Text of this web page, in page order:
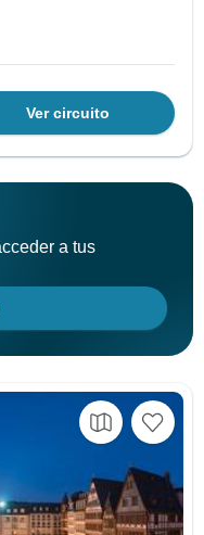
Ver circuito
a tus